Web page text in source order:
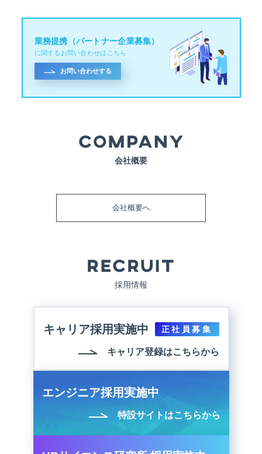
業務提携（パートナー企業募集）
に関するお問い合わせはこちら
お問い合わせする
会社概要
会社概要へ
採用情報
キャリア採用実施中 正社員募集
キャリア登録はこちらから
エンジニア採用実施中
特設サイトはこちらから